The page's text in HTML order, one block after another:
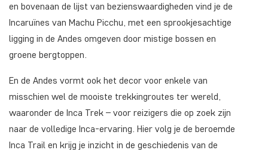
en bovenaan de lijst van bezienswaardigheden vind je de
Incaruïnes van Machu Picchu, met een sprookjesachtige
ligging in de Andes omgeven door mistige bossen en
groene bergtoppen.
En de Andes vormt ook het decor voor enkele van
misschien wel de mooiste trekkingroutes ter wereld,
waaronder de Inca Trek – voor reizigers die op zoek zijn
naar de volledige Inca-ervaring. Hier volg je de beroemde
Inca Trail en krijg je inzicht in de geschiedenis van de